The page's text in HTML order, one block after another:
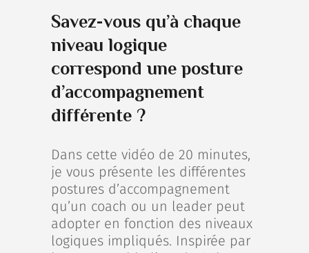
Savez-vous qu’à chaque
niveau logique
correspond une posture
d’accompagnement
différente ?
Dans cette vidéo de 20 minutes,
je vous présente les différentes
postures d’accompagnement
qu’un coach ou un leader peut
adopter en fonction des niveaux
logiques impliqués. Inspirée par